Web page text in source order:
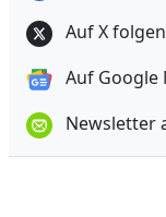
Auf X folgen
Auf Google
Newsletter